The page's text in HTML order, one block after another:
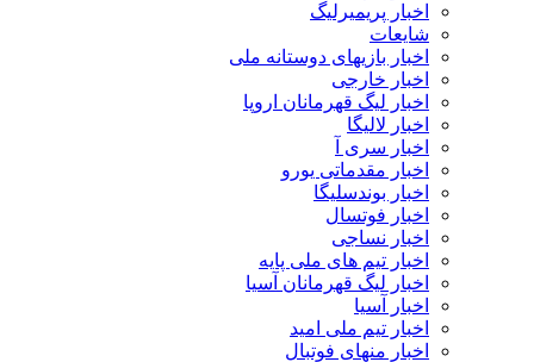
اخبار پریمیرلیگ
شایعات
اخبار بازیهای دوستانه ملی
اخبار خارجی
اخبار لیگ قهرمانان اروپا
اخبار لالیگا
اخبار سری آ
اخبار مقدماتی یورو
اخبار بوندسلیگا
اخبار فوتسال
اخبار نساجی
اخبار تیم های ملی پایه
اخبار لیگ قهرمانان آسیا
اخبار آسیا
اخبار تیم ملی امید
اخبار منهای فوتبال